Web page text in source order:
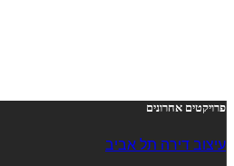
פרויקטים אחרונים
עיצוב דירה תל אביב